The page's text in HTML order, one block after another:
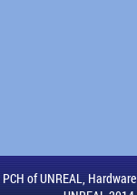
of UNREAL,